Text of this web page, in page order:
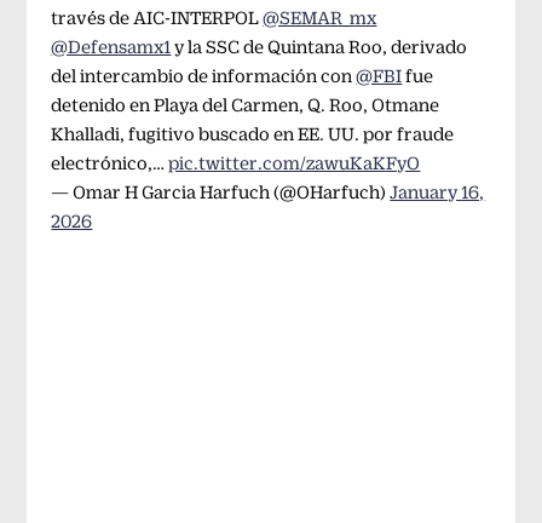
través de AIC-INTERPOL@SEMAR_mx
@Defensamx1 y la SSC de Quintana Roo, derivado
del intercambio de información con@FBIfue
detenido en Playa del Carmen, Q. Roo, Otmane
Khalladi, fugitivo buscado en EE. UU. por fraude
electrónico,…pic.twitter.com/zawuKaKFyO
— Omar H Garcia Harfuch (@OHarfuch)January 16,
2026